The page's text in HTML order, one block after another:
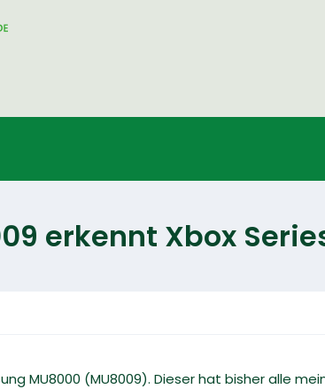
erkennt Xbox
MU8000 (MU8009). Dieser hat bisher alle